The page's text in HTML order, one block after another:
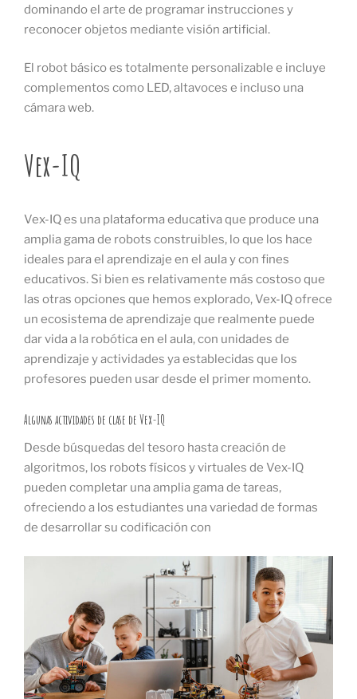
dominando el arte de programar instrucciones y
reconocer objetos mediante visión artificial.
El robot básico es totalmente personalizable e incluye
complementos como LED, altavoces e incluso una
cámara web.
Vex-IQ
Vex-IQ es una plataforma educativa que produce una
amplia gama de robots construibles, lo que los hace
ideales para el aprendizaje en el aula y con fines
educativos. Si bien es relativamente más costoso que
las otras opciones que hemos explorado, Vex-IQ ofrece
un ecosistema de aprendizaje que realmente puede
dar vida a la robótica en el aula, con unidades de
aprendizaje y actividades ya establecidas que los
profesores pueden usar desde el primer momento.
Algunas actividades de clase de Vex-IQ
Desde búsquedas del tesoro hasta creación de
algoritmos, los robots físicos y virtuales de Vex-IQ
pueden completar una amplia gama de tareas,
ofreciendo a los estudiantes una variedad de formas
de desarrollar su codificación con